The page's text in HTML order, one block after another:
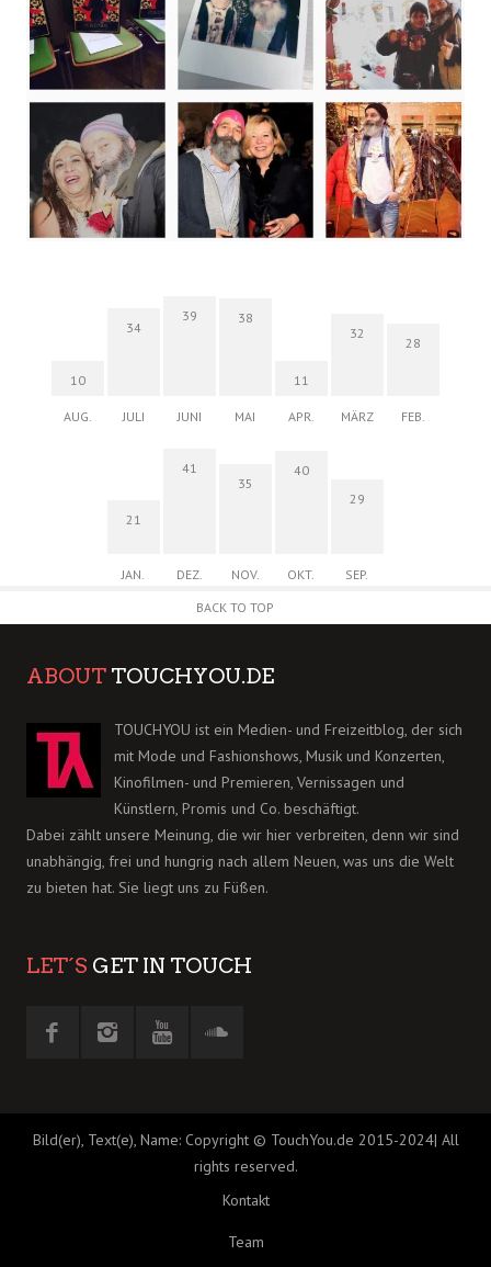
10
AUG.
34
JULI
39
JUNI
38
MAI
11
APR.
32
MÄRZ
28
FEB.
21
JAN.
41
DEZ.
35
NOV.
40
OKT.
29
SEP.
BACK TO TOP
ABOUT TOUCHYOU.DE
TOUCHYOU ist ein Medien- und Freizeitblog, der sich
mit Mode und Fashionshows, Musik und Konzerten,
Kinofilmen- und Premieren, Vernissagen und
Künstlern, Promis und Co. beschäftigt.
Dabei zählt unsere Meinung, die wir hier verbreiten, denn wir sind
unabhängig, frei und hungrig nach allem Neuen, was uns die Welt
zu bieten hat. Sie liegt uns zu Füßen.
LET´S GET IN TOUCH
Bild(er), Text(e), Name: Copyright © TouchYou.de 2015-2024| All
rights reserved.
Kontakt
Team